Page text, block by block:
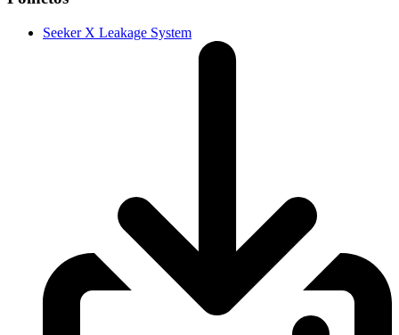
Seeker X Leakage System